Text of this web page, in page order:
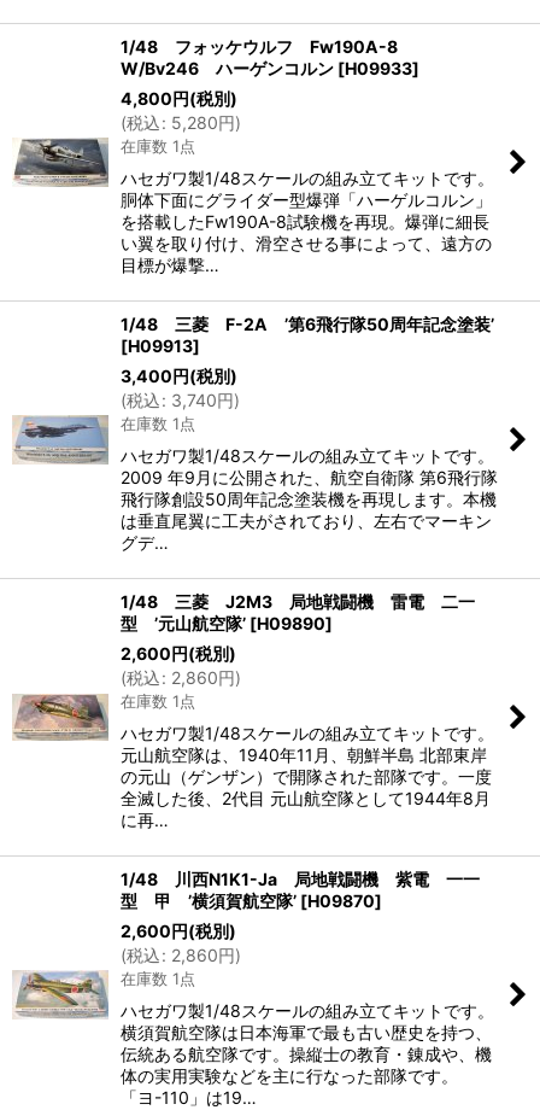
1/48 フォッケウルフ Fw190A-8
W/Bv246 ハーゲンコルン [H09933]
4,800円(税別)
(税込: 5,280円)
在庫数 1点
ハセガワ製1/48スケールの組み立てキットです。
胴体下面にグライダー型爆弾「ハーゲルコルン」
を搭載したFw190A-8試験機を再現。爆弾に細長
い翼を取り付け、滑空させる事によって、遠方の
目標が爆撃…
1/48 三菱 F-2A ’第6飛行隊50周年記念塗装’
[H09913]
3,400円(税別)
(税込: 3,740円)
在庫数 1点
ハセガワ製1/48スケールの組み立てキットです。
2009 年9月に公開された、航空自衛隊 第6飛行隊
飛行隊創設50周年記念塗装機を再現します。本機
は垂直尾翼に工夫がされており、左右でマーキン
グデ…
1/48 三菱 J2M3 局地戦闘機 雷電 二一
型 ’元山航空隊’ [H09890]
2,600円(税別)
(税込: 2,860円)
在庫数 1点
ハセガワ製1/48スケールの組み立てキットです。
元山航空隊は、1940年11月、朝鮮半島 北部東岸
の元山（ゲンザン）で開隊された部隊です。一度
全滅した後、2代目 元山航空隊として1944年8月
に再…
1/48 川西N1K1-Ja 局地戦闘機 紫電 一一
型 甲 ’横須賀航空隊’ [H09870]
2,600円(税別)
(税込: 2,860円)
在庫数 1点
ハセガワ製1/48スケールの組み立てキットです。
横須賀航空隊は日本海軍で最も古い歴史を持つ、
伝統ある航空隊です。操縦士の教育・錬成や、機
体の実用実験などを主に行なった部隊です。
「ヨ-110」は19…